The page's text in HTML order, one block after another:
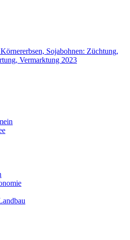
Sojabohnen: Züchtung,
Vermarktung 2023